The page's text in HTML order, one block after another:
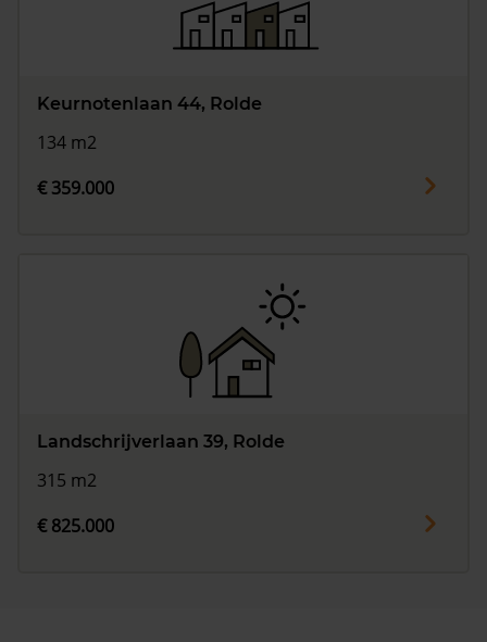
Keurnotenlaan 44, Rolde
134 m2
€ 359.000
Landschrijverlaan 39, Rolde
315 m2
€ 825.000